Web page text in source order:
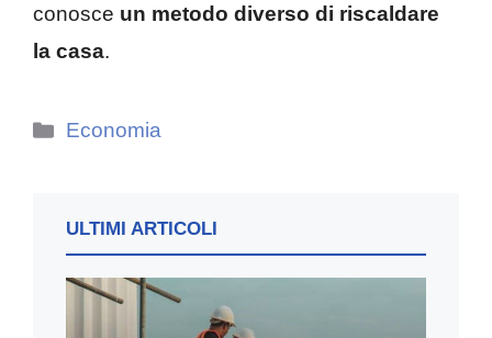
conosce un metodo diverso di riscaldare
la casa.
Categorie
Economia
ULTIMI ARTICOLI